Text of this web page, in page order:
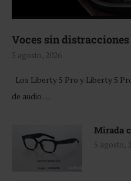
Voces sin distracciones
5 agosto, 2026
Los Liberty 5 Pro y Liberty 5
de audio …
Mirada
5 agosto,